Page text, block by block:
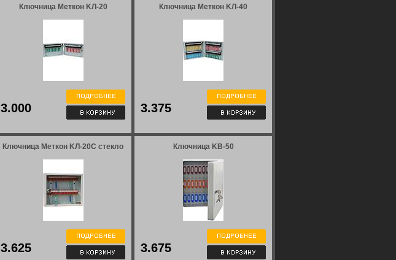
Ключница Меткон KЛ-20
3.000
Ключница Меткон KЛ-40
3.375
Ключница Меткон KЛ-20С стекло
3.625
Ключница KВ-50
3.675